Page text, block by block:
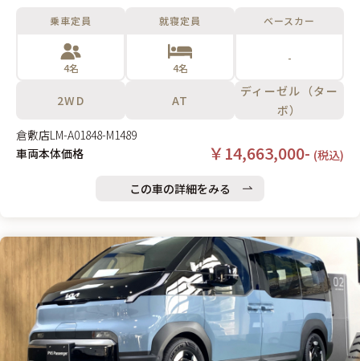
乗車定員
4名
就寝定員
4名
ベースカー
-
2WD AT
ディーゼル（ター
ボ）
倉敷店LM-A01848-M1489
車両本体価格
￥14,663,000- (税込)
この車の詳細をみる